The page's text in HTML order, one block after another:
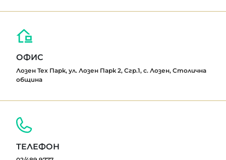
ОФИС
Лозен Тех Парк, ул. Лозен Парк 2, Сгр.1, с. Лозен, Столична
община
ТЕЛЕФОН